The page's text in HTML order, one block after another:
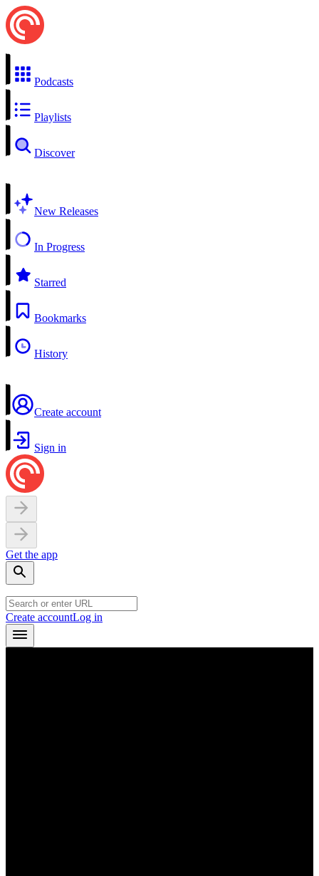
Podcasts
Playlists
Discover
New Releases
In Progress
Starred
Bookmarks
History
Create account
Sign in
Get the app
Create accountLog in